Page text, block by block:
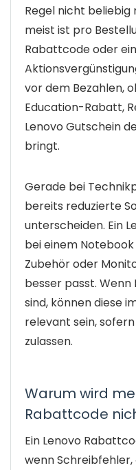
Regel nicht
meist ist pro
Rabattcode oder
vor dem Bezahlen,
Education-Rabatt,
Lenovo Gutschein
bringt.
Gerade bei
bereits reduzierte
unterscheiden. Ein
bei einem
Zubehör oder
besser passt.
sind, können diese
relevant sein,
zulassen.
Warum wird
Rabattcode
Ein Lenovo
wenn